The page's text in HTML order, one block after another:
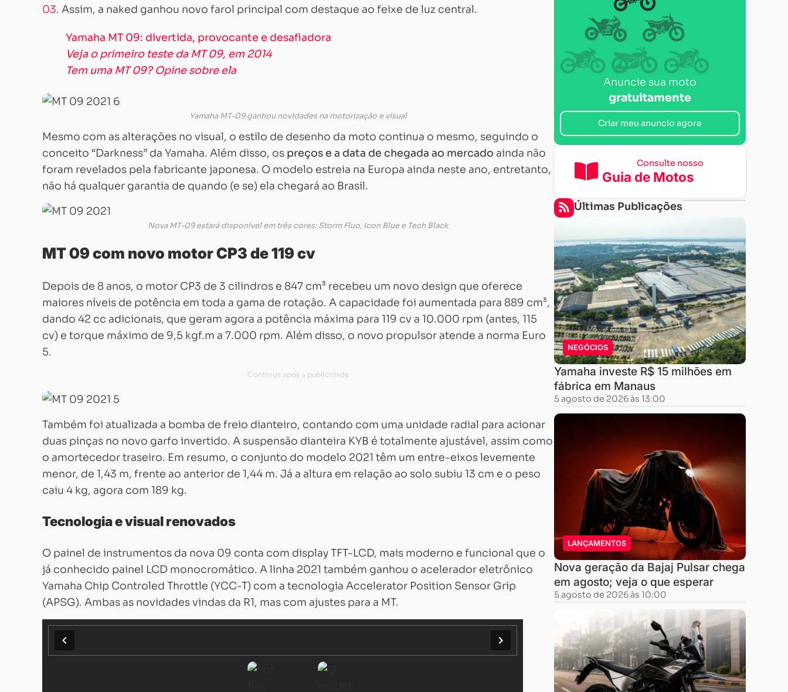
03. Assim, a naked ganhou novo farol principal com destaque ao feixe de luz central.
Yamaha MT 09: divertida, provocante e desafiadora
Veja o primeiro teste da MT 09, em 2014
Tem uma MT 09? Opine sobre ela
Yamaha MT-09 ganhou novidades na motorização e visual
Mesmo com as alterações no visual, o estilo de desenho da moto continua o mesmo, seguindo o
conceito “Darkness” da Yamaha. Além disso, os preços e a data de chegada ao mercado ainda não
foram revelados pela fabricante japonesa. O modelo estreia na Europa ainda neste ano, entretanto,
não há qualquer garantia de quando (e se) ela chegará ao Brasil.
Nova MT-09 estará disponível em três cores: Storm Fluo, Icon Blue e Tech Black
MT 09 com novo motor CP3 de 119 cv
Depois de 8 anos, o motor CP3 de 3 cilindros e 847 cm³ recebeu um novo design que oferece
maiores níveis de potência em toda a gama de rotação. A capacidade foi aumentada para 889 cm³,
dando 42 cc adicionais, que geram agora a potência máxima para 119 cv a 10.000 rpm (antes, 115
cv) e torque máximo de 9,5 kgf.m a 7.000 rpm. Além disso, o novo propulsor atende a norma Euro
5.
Também foi atualizada a bomba de freio dianteiro, contando com uma unidade radial para acionar
duas pinças no novo garfo invertido. A suspensão dianteira KYB é totalmente ajustável, assim como
o amortecedor traseiro. Em resumo, o conjunto do modelo 2021 têm um entre-eixos levemente
menor, de 1,43 m, frente ao anterior de 1,44 m. Já a altura em relação ao solo subiu 13 cm e o peso
caiu 4 kg, agora com 189 kg.
Tecnologia e visual renovados
O painel de instrumentos da nova 09 conta com display TFT-LCD, mais moderno e funcional que o
já conhecido painel LCD monocromático. A linha 2021 também ganhou o acelerador eletrônico
Yamaha Chip Controled Throttle (YCC-T) com a tecnologia Accelerator Position Sensor Grip
(APSG). Ambas as novidades vindas da R1, mas com ajustes para a MT.
Anuncie sua moto
gratuitamente
Criar meu anuncio agora
Consulte nosso
Guia de Motos
Últimas Publicações
NEGÓCIOS
Yamaha investe R$ 15 milhões em
fábrica em Manaus
5 agosto de 2026 às 13:00
LANÇAMENTOS
Nova geração da Bajaj Pulsar chega
em agosto; veja o que esperar
5 agosto de 2026 às 10:00